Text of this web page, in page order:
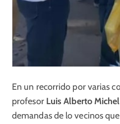
En un recorrido por varias
profesorLuis Alberto
demandas de lo vecinos